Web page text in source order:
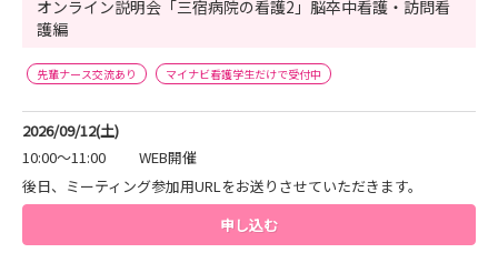
会です。
第2回：2026年9月12日(土) 10:00-11:00
テーマ：「三宿病院の脳卒中センターおよび訪問看護ステ
ーション（の看護）について」
合同就職説明会では聞けない「三宿病院の看護」
について、脳卒中看護認定看護師・訪問看護師と若手看護
オンライン説明会「三宿病院の看護2」脳卒中看護・訪問看
護編
先輩ナース交流あり マイナビ看護学生だけで受付中
2026/09/12(土)
10:00～11:00
WEB開催
後日、ミーティング参加用URLをお送りさせていただきます。
申し込む